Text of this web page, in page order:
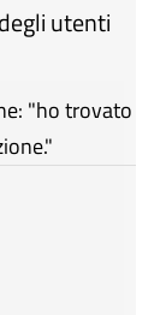
utenti
"ho trovato